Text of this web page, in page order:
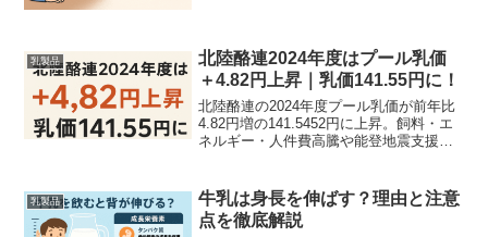
乳製品
北陸酪連2024年度はプール乳価
＋4.82円上昇｜乳価141.55円に！
北陸酪連の2024年度プール乳価が前年比
4.82円増の141.5452円に上昇。飼料・エ
ネルギー・人件費高騰や能登地震支援な
すくまとめます。
乳製品
牛乳は身長を伸ばす？理由と注意
点を徹底解説